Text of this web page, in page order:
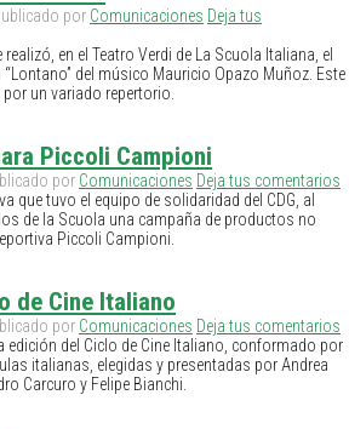
por Comunicaciones Deja tus
en el Teatro Verdi de La Scuola Italiana, el
del músico Mauricio Opazo Muñoz. Este
un variado repertorio.
Piccoli Campioni
por Comunicaciones Deja tus comentarios
que tuvo el equipo de solidaridad del CDG, al
de la Scuola una campaña de productos no
Piccoli Campioni.
de Cine Italiano
por Comunicaciones Deja tus comentarios
edición del Ciclo de Cine Italiano, conformado por
italianas, elegidas y presentadas por Andrea
Carcuro y Felipe Bianchi.